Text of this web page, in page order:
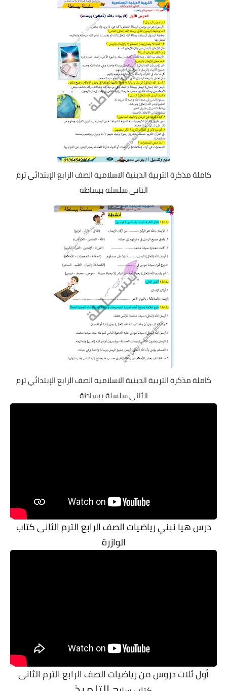
كاملة مذكرة التربية الدينية الاسلامية الصف الرابع الإبتدائي ترم
الثانى سلسلة ببساطة
كاملة مذكرة التربية الدينية الاسلامية الصف الرابع الإبتدائي ترم
الثانى سلسلة ببساطة
درس هيا نبني رياضيات الصف الرابع الترم الثانى كتاب
الوازرة
أول ثلاث دروس من رياضيات الصف الرابع الترم الثانى